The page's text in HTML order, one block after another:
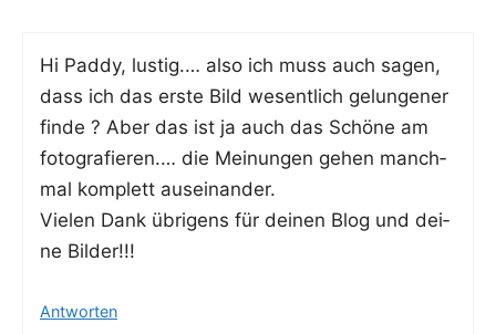
Hi Pad­dy, lus­tig.… also ich muss auch sagen,
dass ich das ers­te Bild wesent­lich gelun­ge­ner
fin­de ? Aber das ist ja auch das Schö­ne am
foto­gra­fie­ren.… die Mei­nun­gen gehen manch­
mal kom­plett auseinander.
Vie­len Dank übri­gens für dei­nen Blog und dei­
ne Bilder!!!
Antworten